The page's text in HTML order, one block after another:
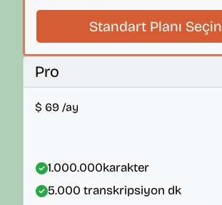
Standart Planı Seçin
Pro
$ 69 /ay
1.000.000karakter
5.000 transkripsiyon dk